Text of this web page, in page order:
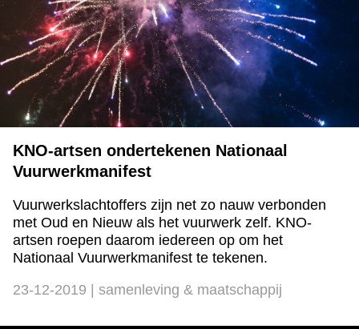
KNO-artsen ondertekenen Nationaal
Vuurwerkmanifest
Vuurwerkslachtoffers zijn net zo nauw verbonden
met Oud en Nieuw als het vuurwerk zelf. KNO-
artsen roepen daarom iedereen op om het
Nationaal Vuurwerkmanifest te tekenen.
23-12-2019 | samenleving & maatschappij